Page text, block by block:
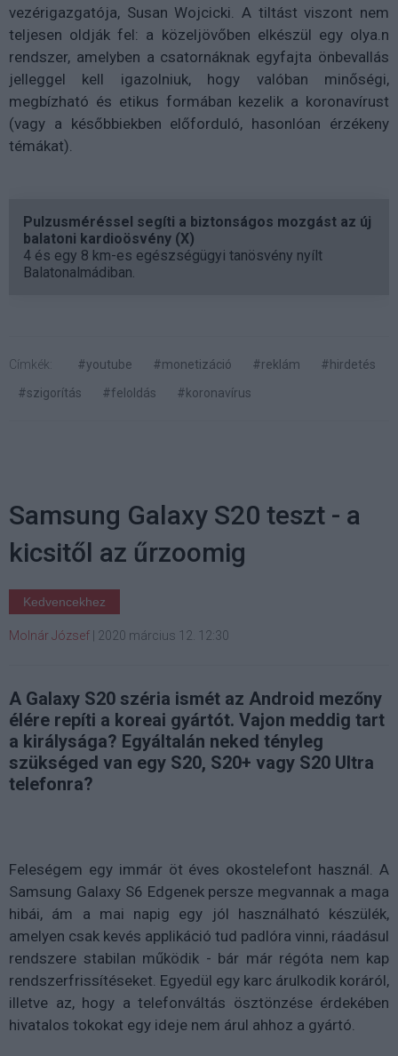
vezérigazgatója, Susan Wojcicki. A tiltást viszont nem
teljesen oldják fel: a közeljövőben elkészül egy olya.n
rendszer, amelyben a csatornáknak egyfajta önbevallás
jelleggel kell igazolniuk, hogy valóban minőségi,
megbízható és etikus formában kezelik a koronavírust
(vagy a későbbiekben előforduló, hasonlóan érzékeny
témákat).
Pulzusméréssel segíti a biztonságos mozgást az új
balatoni kardioösvény (X)
4 és egy 8 km-es egészségügyi tanösvény nyílt
Balatonalmádiban.
Címkék: #youtube #monetizáció #reklám
#hirdetés
#szigorítás
#feloldás #koronavírus
Samsung Galaxy S20 teszt - a
kicsitől az űrzoomig
Kedvencekhez
Molnár József 2020 március 12. 12:30
A Galaxy S20 széria ismét az Android mezőny
élére repíti a koreai gyártót. Vajon meddig tart
a királysága? Egyáltalán neked tényleg
szükséged van egy S20, S20+ vagy S20 Ultra
telefonra?
Feleségem egy immár öt éves okostelefont használ. A
Samsung Galaxy S6 Edgenek persze megvannak a maga
hibái, ám a mai napig egy jól használható készülék,
amelyen csak kevés applikáció tud padlóra vinni, ráadásul
rendszere stabilan működik - bár már régóta nem kap
rendszerfrissítéseket. Egyedül egy karc árulkodik koráról,
illetve az, hogy a telefonváltás ösztönzése érdekében
hivatalos tokokat egy ideje nem árul ahhoz a gyártó.